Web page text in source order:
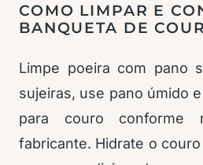
COMO LIMPAR E
BANQUETA DE
Limpe poeira com pano
sujeiras, use pano úmido
para couro conforme
fabricante. Hidrate o couro